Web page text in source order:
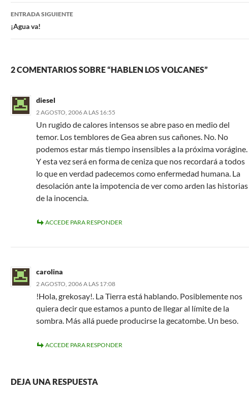
entradas
ENTRADA SIGUIENTE
¡Agua va!
2 COMENTARIOS SOBRE “HABLEN LOS VOLCANES”
diesel
2 AGOSTO, 2006 A LAS 16:55
Un rugido de calores intensos se abre paso en medio del
temor. Los temblores de Gea abren sus cañones. No. No
podemos estar más tiempo insensibles a la próxima vorágine.
Y esta vez será en forma de ceniza que nos recordará a todos
lo que en verdad padecemos como enfermedad humana. La
desolación ante la impotencia de ver como arden las historias
de la inocencia.
ACCEDE PARA RESPONDER
carolina
2 AGOSTO, 2006 A LAS 17:08
!Hola, grekosay!. La Tierra está hablando. Posiblemente nos
quiera decir que estamos a punto de llegar al límite de la
sombra. Más allá puede producirse la gecatombe. Un beso.
ACCEDE PARA RESPONDER
DEJA UNA RESPUESTA